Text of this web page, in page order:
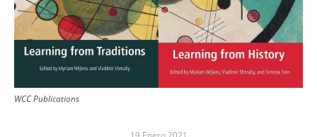
WCC Publications